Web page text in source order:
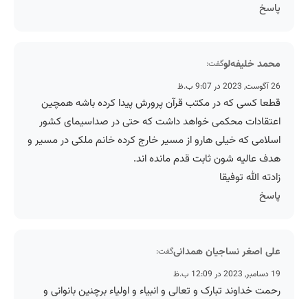
پاسخ
محمد خلیفه‌لوگفت:
26 آگوست, 2023 در 9:07 ب.ظ
قطعا کسی که در مکتب قرآن پرورش پیدا کرده باشه همچین
اعتقادات محکمی خواهد داشت که حتی در صداسیمای کشور
اسلامی که خیلی هارو از مسیر خارج کرده خانم ملکی در مسیر و
هدف عالیه شون ثابت قدم مانده اند.
زادته الله توفیقا
پاسخ
علی اصغر نساجیان همدانیگفت:
19 دسامبر, 2023 در 12:09 ب.ظ
رحمت خداوند تبارک و تعالی و انبیاء و اولیاء برچنین بانوانی و